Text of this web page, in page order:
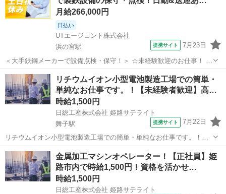
月給266,000円
日払い
UTエージェント株式会社
浜の宮駅
提携サイト 7月23日
＜大手鉄鋼メーカーで設備点検・保守！＞ ☆未経験歓迎のお仕事！ 丁
寧な研修とフォローで安心のスタート♪ ＜具体的には…＞ ◆設備やク
レーンの点検 ・2～3名でのグループ作業 ・目視点検とハンマーを使っ
た確認 ◆設備のメン...
兵庫 加古川市 浜の宮駅 生産管理
リチウムイオン小型電池製造工場での簡単・
単純なお仕事です。！【未経験者歓迎】高…
時給1,500円
日総工産株式会社 姫路サテライト
舞子駅
提携サイト 7月22日
リチウムイオン小型電池製造工場での簡単・単純なお仕事です。！
【未経験者歓迎】高収入・高時給で単純・簡単『もくもく』作業！
Point1★新着のお仕事！高収入！月収33万円以上可！ Point2☆簡単・
単純！もくもく作業！！...
兵庫 淡路市 舞子駅
金属加工マシンオペレーター！【正社員】姫
路市内で時給1,500円！資格を活かせ…
時給1,500円
日総工産株式会社 姫路サテライト